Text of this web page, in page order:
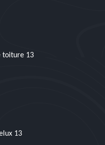
toiture 13
13